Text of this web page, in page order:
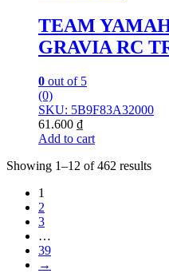
TEAM
GRAVIA RC
0 out of 5
(0)
SKU: 5B9F83A32000
61.600 ₫
Add to cart
Showing 1–12 of 462 results
1
2
3
…
39
→